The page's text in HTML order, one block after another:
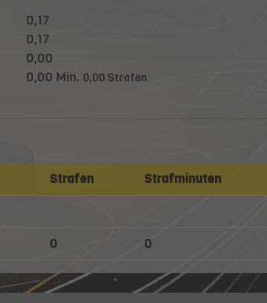
0,17
0,17
0,00
0,00 Min. 0,00 Strafen
Strafen Strafminuten
0 0